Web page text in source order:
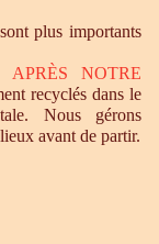
plus importants
NOTRE
recyclés dans le
Nous gérons
avant de partir.